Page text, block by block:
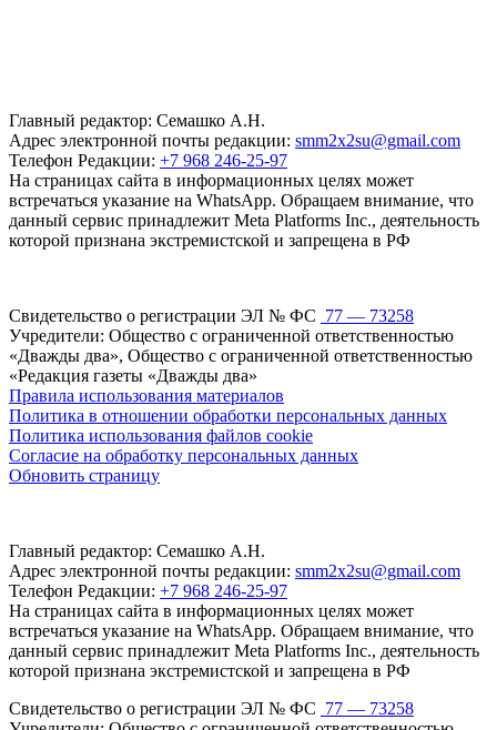
Главный редактор: Семашко А.Н.
Адрес электронной почты редакции: smm2x2su@gmail.com
Телефон Редакции: +7 968 246-25-97
На страницах сайта в информационных целях может
встречаться указание на WhatsApp. Обращаем внимание, что
данный сервис принадлежит Meta Platforms Inc., деятельность
которой признана экстремистской и запрещена в РФ
Свидетельство о регистрации ЭЛ № ФС 77 — 73258
Учредители: Общество с ограниченной ответственностью
«Дважды два», Общество с ограниченной ответственностью
«Редакция газеты «Дважды два»
Правила использования материалов
Политика в отношении обработки персональных данных
Политика использования файлов cookie
Согласие на обработку персональных данных
Обновить страницу
Главный редактор: Семашко А.Н.
Адрес электронной почты редакции: smm2x2su@gmail.com
Телефон Редакции: +7 968 246-25-97
На страницах сайта в информационных целях может
встречаться указание на WhatsApp. Обращаем внимание, что
данный сервис принадлежит Meta Platforms Inc., деятельность
которой признана экстремистской и запрещена в РФ
Свидетельство о регистрации ЭЛ № ФС 77 — 73258